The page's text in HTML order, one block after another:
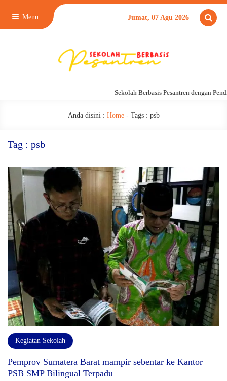
Menu Jumat, 07 Agu 2026
Sekolah Berbasis Pesantren dengan
Anda disini : Home- Tags : psb
Tag : psb
Kegiatan Sekolah
Pemprov Sumatera Barat mampir sebentar ke Kantor
PSB SMP Bilingual Terpadu